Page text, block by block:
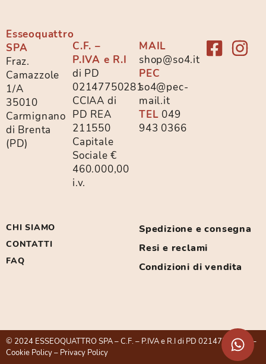
Esseoquattro
SPA
Fraz.
Camazzole
1/A
35010
Carmignano
di Brenta
(PD)
C.F. –
P.IVA e R.I
di PD
02147750281
CCIAA di
PD REA
211550
Capitale
Sociale €
460.000,00
i.v.
MAIL
shop@so4.it
PEC
so4@pec-
mail.it
TEL 049
943 0366
CHI SIAMO
CONTATTI
FAQ
Spedizione e consegna
Resi e reclami
Condizioni di vendita
© 2024 ESSEOQUATTRO SPA – C.F. – P.IVA e R.I di PD 02147750281 –
Cookie Policy– Privacy Policy